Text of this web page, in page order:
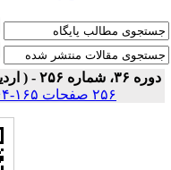
دوره ۳۶، شماره ۲۵۶ - ( اردیبهشت ۱۴۰۵ )
۲۵۶ صفحات ۱۶۵-۱۶۴